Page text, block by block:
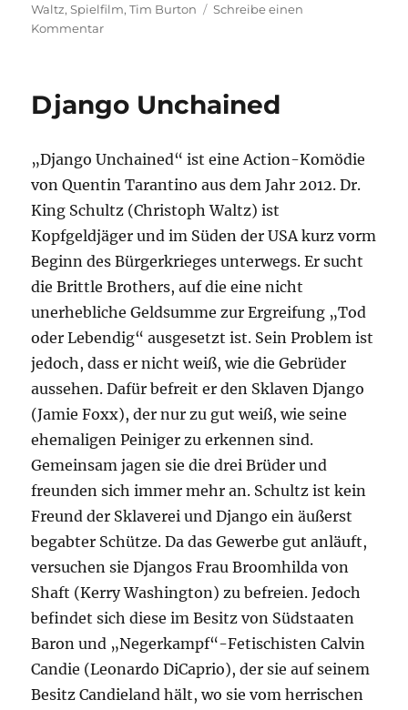
am
Waltz,Spielfilm,Tim Burton
Schreibe einen
Kommentarzu
Django Unchained
„Django Unchained“ ist eine Action-Komödie
von Quentin Tarantino aus dem Jahr 2012. Dr.
King Schultz (Christoph Waltz) ist
Kopfgeldjäger und im Süden der USA kurz vorm
Beginn des Bürgerkrieges unterwegs. Er sucht
die Brittle Brothers, auf die eine nicht
unerhebliche Geldsumme zur Ergreifung „Tod
oder Lebendig“ ausgesetzt ist. Sein Problem ist
jedoch, dass er nicht weiß, wie die Gebrüder
aussehen. Dafür befreit er den Sklaven Django
(Jamie Foxx), der nur zu gut weiß, wie seine
ehemaligen Peiniger zu erkennen sind.
Gemeinsam jagen sie die drei Brüder und
freunden sich immer mehr an. Schultz ist kein
Freund der Sklaverei und Django ein äußerst
begabter Schütze. Da das Gewerbe gut anläuft,
versuchen sie Djangos Frau Broomhilda von
Shaft (Kerry Washington) zu befreien. Jedoch
befindet sich diese im Besitz von Südstaaten
Baron und „Negerkampf“-Fetischisten Calvin
Candie (Leonardo DiCaprio), der sie auf seinem
Besitz Candieland hält, wo sie vom herrischen